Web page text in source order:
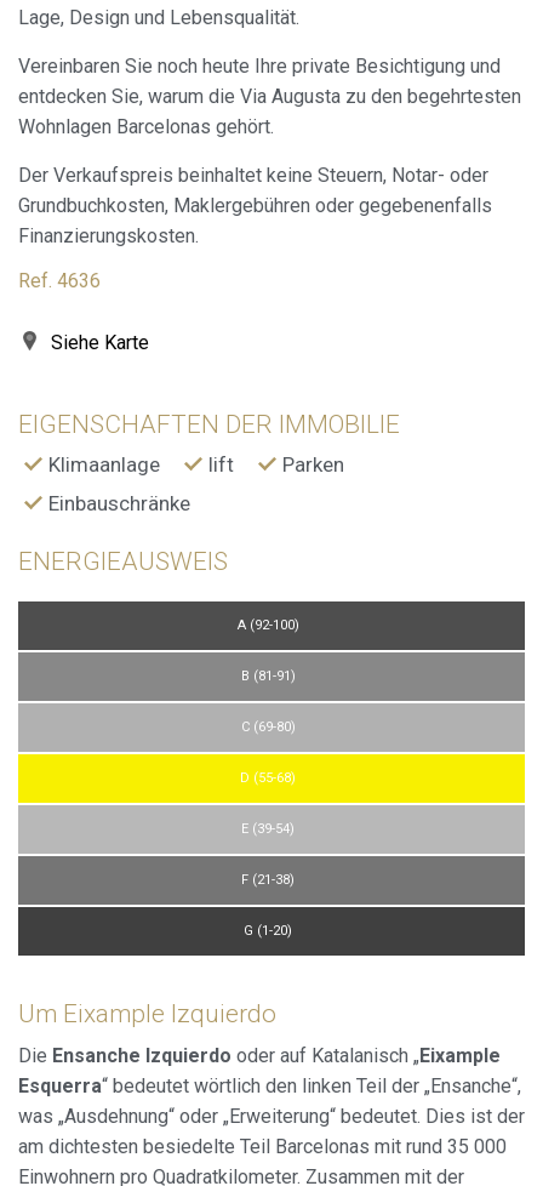
Lage, Design und Lebensqualität.
Vereinbaren Sie noch heute Ihre private Besichtigung und
entdecken Sie, warum die Via Augusta zu den begehrtesten
Wohnlagen Barcelonas gehört.
Der Verkaufspreis beinhaltet keine Steuern, Notar- oder
Grundbuchkosten, Maklergebühren oder gegebenenfalls
Finanzierungskosten.
Ref. 4636
Siehe Karte
EIGENSCHAFTEN DER IMMOBILIE
Klimaanlage lift
Parken
Einbauschränke
ENERGIEAUSWEIS
A (92-100)
B (81-91)
C (69-80)
D (55-68)
E (39-54)
F (21-38)
G (1-20)
Um Eixample Izquierdo
Die Ensanche Izquierdo oder auf Katalanisch „Eixample
Esquerra“ bedeutet wörtlich den linken Teil der „Ensanche“,
was „Ausdehnung“ oder „Erweiterung“ bedeutet. Dies ist der
am dichtesten besiedelte Teil Barcelonas mit rund 35 000
Einwohnern pro Quadratkilometer. Zusammen mit der
Diese Cookies werden verwendet, um Informationen über
Benutzers durch die kontinuierliche Beobachtung seiner
Surfgewohnheiten zu speichern. Dank ihnen können wir
die Surfgewohnheiten auf der Website kennen und
Werbung in Bezug auf das Surfprofil des Benutzers
anzeigen.